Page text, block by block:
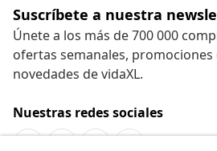
Suscríbete a nuestra
Únete a los más de 700 000
ofertas semanales, promociones
novedades de vidaXL.
Nuestras redes sociales